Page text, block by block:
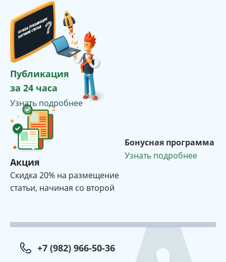
Публикация
за 24 часа
Узнать подробнее
Акция
Cкидка 20% на размещение
статьи, начиная со второй
Бонусная программа
Узнать подробнее
+7 (982) 966-50-36